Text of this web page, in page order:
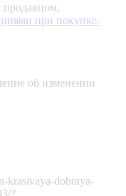
продавцом,
при покупке.
об изменении
krasivaya-dobraya-
?